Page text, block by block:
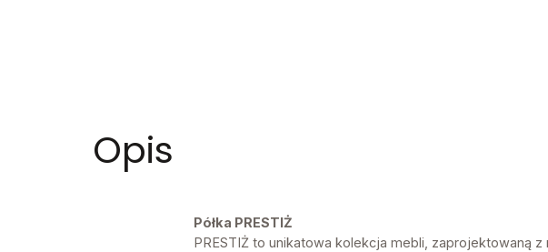
Opis
Półka PRESTIŻ
PRESTIŻ to unikatowa kolekcja mebli, zaprojektowaną